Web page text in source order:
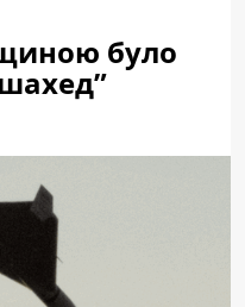
було